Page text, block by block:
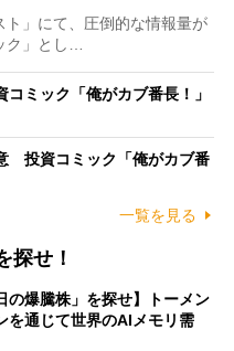
」にて、圧倒的な情報量が
ク」とし…
ミック「俺がカブ番長！」
投資コミック「俺がカブ番
一覧を見る
探せ！
の爆騰株」を探せ】トーメン
を通じて世界のAIメモリ需